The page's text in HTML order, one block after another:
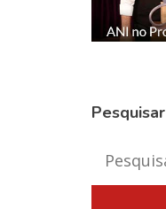
Pesquisar